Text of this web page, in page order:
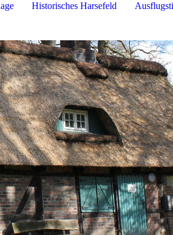
Historisches Harsefeld